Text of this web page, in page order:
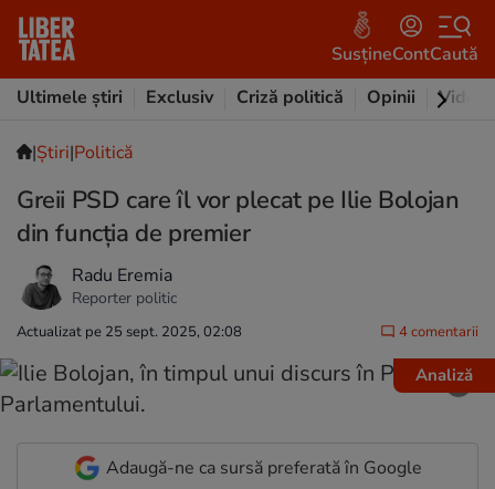
SusțineContCaută
Ultimele știri
Exclusiv Criză politică Opinii Video
|Ştiri|Politică
Greii PSD care îl vor plecat pe Ilie Bolojan
din funcția de premier
Radu Eremia
Reporter politic
Actualizat pe 25 sept. 2025, 02:08 4 comentarii
Analiză
Adaugă-ne ca sursă preferată în Google